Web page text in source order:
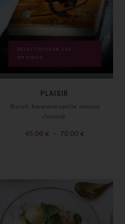
SÉLECTIONNER LES
OPTIONS
PLAISIR
Biscuit, bavaroise vanille, mousse
chocolat.
45,00 € – 70,00 €Plage
à
70,00 €